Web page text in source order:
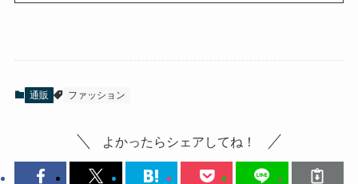
通販 ファッション
よかったらシェアしてね！